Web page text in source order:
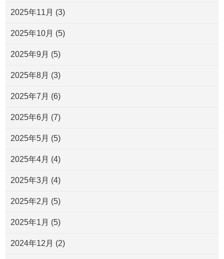
2025年11月 (3)
2025年10月 (5)
2025年9月 (5)
2025年8月 (3)
2025年7月 (6)
2025年6月 (7)
2025年5月 (5)
2025年4月 (4)
2025年3月 (4)
2025年2月 (5)
2025年1月 (5)
2024年12月 (2)